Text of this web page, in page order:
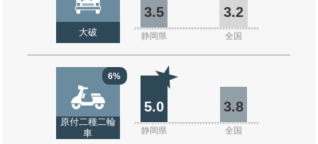
大破
3.5 3.2
静岡県 全国
6%
原付二種二輪
車
5.0 3.8
静岡県 全国